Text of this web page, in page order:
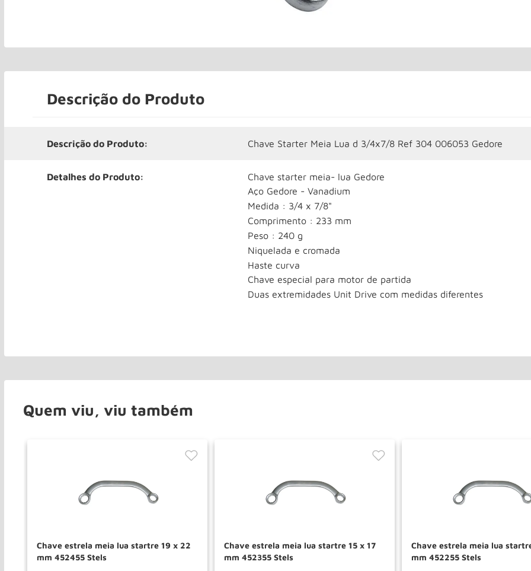
Descrição do Produto
Descrição do Produto: Chave Starter Meia Lua d 3/4x7/8 Ref 304 006053 Gedore
Detalhes do Produto:
Chave starter meia- lua Gedore
Aço Gedore - Vanadium
Medida : 3/4 x 7/8"
Comprimento : 233 mm
Peso : 240 g
Niquelada e cromada
Haste curva
Chave especial para motor de partida
Duas extremidades Unit Drive com medidas diferentes
Quem viu, viu também
Chave estrela meia lua startre 19 x 22
mm 452455 Stels
Chave estrela meia lua startre 15 x 17
mm 452355 Stels
Chave estrela meia lua
mm 452255 Stels